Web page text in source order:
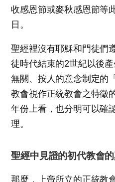
收感恩節或麥秋感恩節等
日。
聖經裡沒有耶穌和門徒們
徒時代結束的2世紀以後
無關、按人的意念制定的
教會視作正統教會之特徵
年份上看，也分明可以確
理。
聖經中見證的初代教會
那麼，上帝所立的正統教